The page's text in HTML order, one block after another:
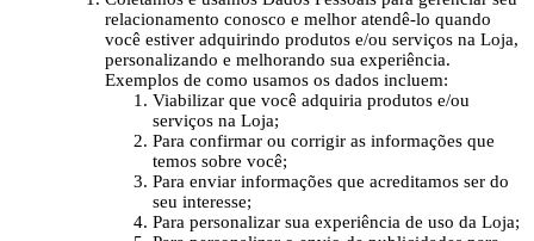
relacionamento conosco e melhor atendê-lo quando
você estiver adquirindo produtos e/ou serviços na Loja,
personalizando e melhorando sua experiência.
Exemplos de como usamos os dados incluem:
Viabilizar que você adquiria produtos e/ou
serviços na Loja;
Para confirmar ou corrigir as informações que
temos sobre você;
Para enviar informações que acreditamos ser do
seu interesse;
Para personalizar sua experiência de uso da Loja;